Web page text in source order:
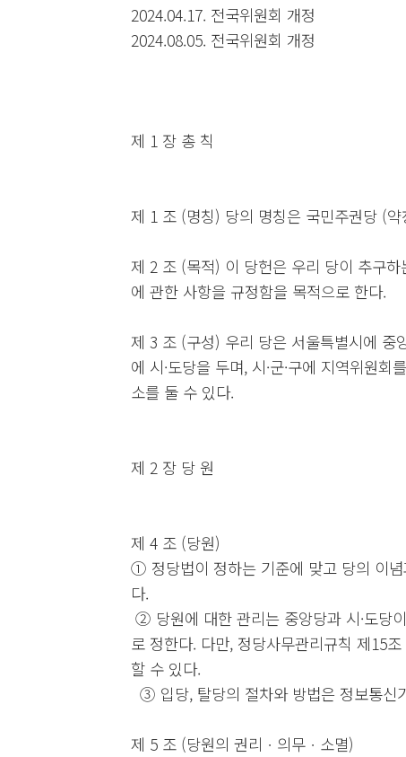
2024.04.17. 전국위원회 개정
2024.08.05. 전국위원회 개정
제 1 장 총 칙
제 1 조 (명칭) 당의 명칭은 국민주권당 (
제 2 조 (목적) 이 당헌은 우리 당이 추구
에 관한 사항을 규정함을 목적으로 한다.
제 3 조 (구성) 우리 당은 서울특별시에
에 시·도당을 두며, 시·군·구에 지역위원
소를 둘 수 있다.
제 2 장 당 원
제 4 조 (당원)
① 정당법이 정하는 기준에 맞고 당의 이
다.
② 당원에 대한 관리는 중앙당과 시·도당
로 정한다. 다만, 정당사무관리규칙 제15
할 수 있다.
③ 입당, 탈당의 절차와 방법은 정보통신
제 5 조 (당원의 권리ㆍ의무ㆍ소멸)